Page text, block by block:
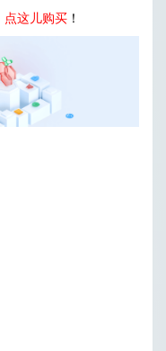
点这儿购买 ！